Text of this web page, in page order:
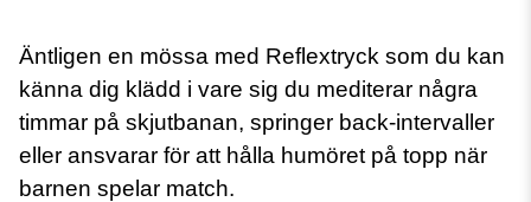
Äntligen en mössa med Reflextryck som du kan
känna dig klädd i vare sig du mediterar några
timmar på skjutbanan, springer back-intervaller
eller ansvarar för att hålla humöret på topp när
barnen spelar match.